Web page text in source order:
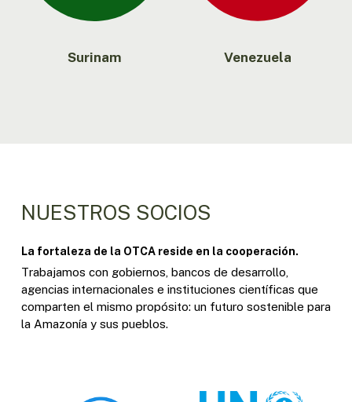
Surinam Venezuela
NUESTROS SOCIOS
La fortaleza de la OTCA reside en la cooperación.
Trabajamos con gobiernos, bancos de desarrollo,
agencias internacionales e instituciones científicas que
comparten el mismo propósito: un futuro sostenible para
la Amazonía y sus pueblos.